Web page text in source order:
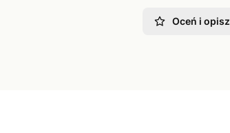
Oceń i opisz